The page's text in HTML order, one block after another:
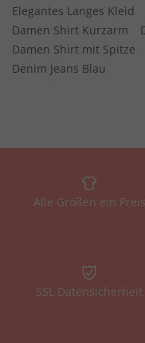
Elegantes Langes Kleid
Damen Shirt Kurzarm
Damen Shirt mit Spitze
Denim Jeans Blau
Alle Größen ein Preis
SSL Datensicherheit